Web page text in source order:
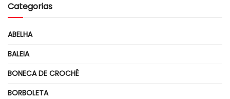
Categorias
ABELHA
BALEIA
BONECA DE CROCHÊ
BORBOLETA